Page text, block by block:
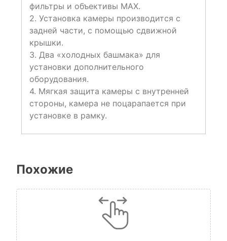
фильтры и объективы MAX.
2. Установка камеры производится с
задней части, с помощью сдвижной
крышки.
3. Два «холодных башмака» для
установки дополнительного
оборудования.
4. Мягкая защита камеры с внутренней
стороны, камера не поцарапается при
установке в рамку.
Похожие